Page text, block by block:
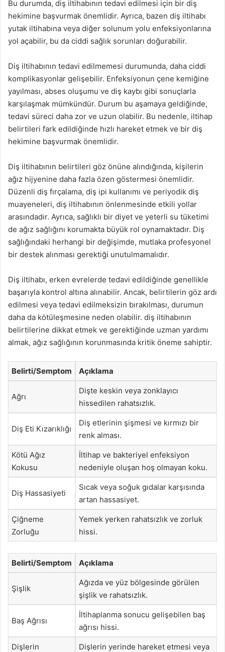
Bu durumda, diş iltihabının tedavi edilmesi için bir diş
hekimine başvurmak önemlidir. Ayrıca, bazen diş iltihabı
yutak iltihabına veya diğer solunum yolu enfeksiyonlarına
yol açabilir, bu da ciddi sağlık sorunları doğurabilir.
Diş iltihabının tedavi edilmemesi durumunda, daha ciddi
komplikasyonlar gelişebilir. Enfeksiyonun çene kemiğine
yayılması, abses oluşumu ve diş kaybı gibi sonuçlarla
karşılaşmak mümkündür. Durum bu aşamaya geldiğinde,
tedavi süreci daha zor ve uzun olabilir. Bu nedenle, iltihap
belirtileri fark edildiğinde hızlı hareket etmek ve bir diş
hekimine başvurmak önemlidir.
Diş iltihabının belirtileri göz önüne alındığında, kişilerin
ağız hijyenine daha fazla özen göstermesi önemlidir.
Düzenli diş fırçalama, diş ipi kullanımı ve periyodik diş
muayeneleri, diş iltihabının önlenmesinde etkili yollar
arasındadır. Ayrıca, sağlıklı bir diyet ve yeterli su tüketimi
de ağız sağlığını korumakta büyük rol oynamaktadır. Diş
sağlığındaki herhangi bir değişimde, mutlaka profesyonel
bir destek alınması gerektiği unutulmamalıdır.
Diş iltihabı, erken evrelerde tedavi edildiğinde genellikle
başarıyla kontrol altına alınabilir. Ancak, belirtilerin göz ardı
edilmesi veya tedavi edilmeksizin bırakılması, durumun
daha da kötüleşmesine neden olabilir. diş iltihabının
belirtilerine dikkat etmek ve gerektiğinde uzman yardımı
almak, ağız sağlığının korunmasında kritik öneme sahiptir.
Belirti/Semptom Açıklama
Ağrı
Dişte keskin veya zonklayıcı
hissedilen rahatsızlık.
Diş Eti Kızarıklığı
Diş etlerinin şişmesi ve kırmızı bir
renk alması.
Kötü Ağız
Kokusu
İltihap ve bakteriyel enfeksiyon
nedeniyle oluşan hoş olmayan koku.
Diş Hassasiyeti
Sıcak veya soğuk gıdalar karşısında
artan hassasiyet.
Çiğneme
Zorluğu
Yemek yerken rahatsızlık ve zorluk
hissi.
Belirti/Semptom Açıklama
Şişlik
Ağızda ve yüz bölgesinde görülen
şişlik ve rahatsızlık.
Baş Ağrısı
İltihaplanma sonucu gelişebilen baş
ağrısı hissi.
Dişlerin
Dişlerin yerinde hareket etmesi veya